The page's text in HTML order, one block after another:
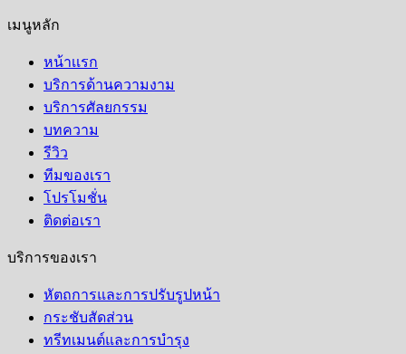
เมนูหลัก
หน้าเเรก
บริการด้านความงาม
บริการศัลยกรรม
บทความ
รีวิว
ทีมของเรา
โปรโมชั่น
ติดต่อเรา
บริการของเรา
หัตถการและการปรับรูปหน้า
กระชับสัดส่วน
ทรีทเมนต์และการบำรุง